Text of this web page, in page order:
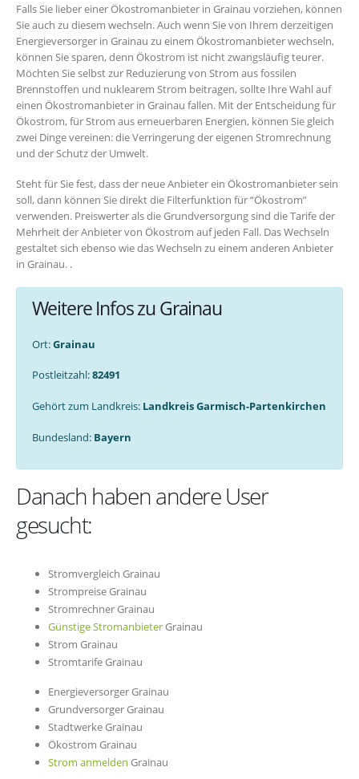
Falls Sie lieber einer Ökostromanbieter in Grainau vorziehen, können
Sie auch zu diesem wechseln. Auch wenn Sie von Ihrem derzeitigen
Energieversorger in Grainau zu einem Ökostromanbieter wechseln,
können Sie sparen, denn Ökostrom ist nicht zwangsläufig teurer.
Möchten Sie selbst zur Reduzierung von Strom aus fossilen
Brennstoffen und nuklearem Strom beitragen, sollte Ihre Wahl auf
einen Ökostromanbieter in Grainau fallen. Mit der Entscheidung für
Ökostrom, für Strom aus erneuerbaren Energien, können Sie gleich
zwei Dinge vereinen: die Verringerung der eigenen Stromrechnung
und der Schutz der Umwelt.
Steht für Sie fest, dass der neue Anbieter ein Ökostromanbieter sein
soll, dann können Sie direkt die Filterfunktion für “Ökostrom”
verwenden. Preiswerter als die Grundversorgung sind die Tarife der
Mehrheit der Anbieter von Ökostrom auf jeden Fall. Das Wechseln
gestaltet sich ebenso wie das Wechseln zu einem anderen Anbieter
in Grainau. .
Weitere Infos zu Grainau
Ort:Grainau
Postleitzahl:82491
Gehört zum Landkreis: Landkreis Garmisch-Partenkirchen
Bundesland: Bayern
Danach haben andere User
gesucht:
Stromvergleich Grainau
Strompreise Grainau
Stromrechner Grainau
Günstige StromanbieterGrainau
Strom Grainau
Stromtarife Grainau
Energieversorger Grainau
Grundversorger Grainau
Stadtwerke Grainau
Ökostrom Grainau
Strom anmelden Grainau